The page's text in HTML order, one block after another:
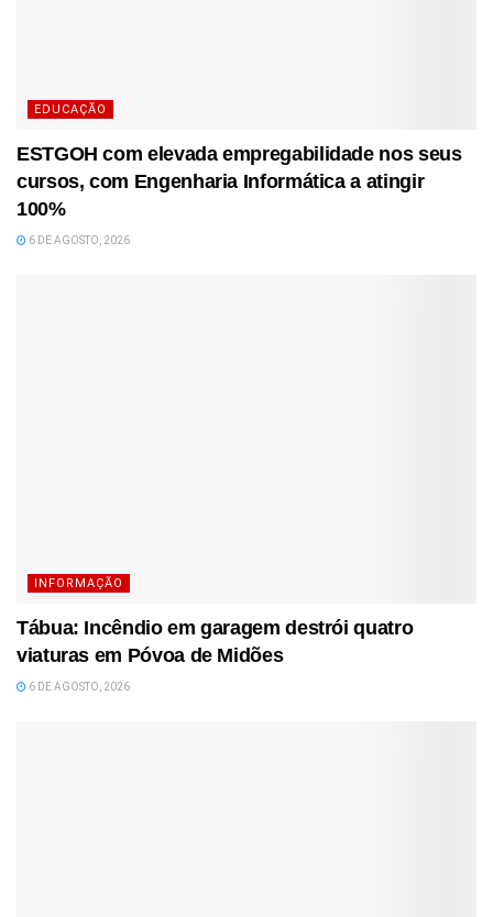
EDUCAÇÃO
ESTGOH com elevada empregabilidade nos seus
cursos, com Engenharia Informática a atingir
100%
6 DE AGOSTO, 2026
INFORMAÇÃO
Tábua: Incêndio em garagem destrói quatro
viaturas em Póvoa de Midões
6 DE AGOSTO, 2026